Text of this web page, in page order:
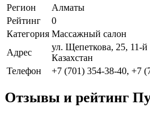
Регион
Алматы
Рейтинг
0
Категория Массажный салон
Адрес
ул. Щепеткова, 25, 11-
Казахстан
Телефон
+7 (701) 354-38-40, +7
Отзывы и рейтинг